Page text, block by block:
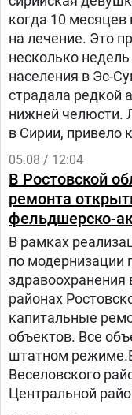
когда 10 месяцев
на лечение. Это
несколько
населения в Эс-
страдала редкой
нижней челюсти.
в Сирии, привело
произошел
лечение в «Шибу»
проекта «Шевет-
05.08 / 12:04
В Ростовской
ремонта
фельдшерско-
В рамках
по модернизации
здравоохранения
районах
капитальные
объектов. Все
штатном
Веселовского
Центральной